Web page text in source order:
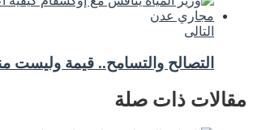
التالى
التصالح والتسامح.. قيمة وليست
مقالات ذات صلة